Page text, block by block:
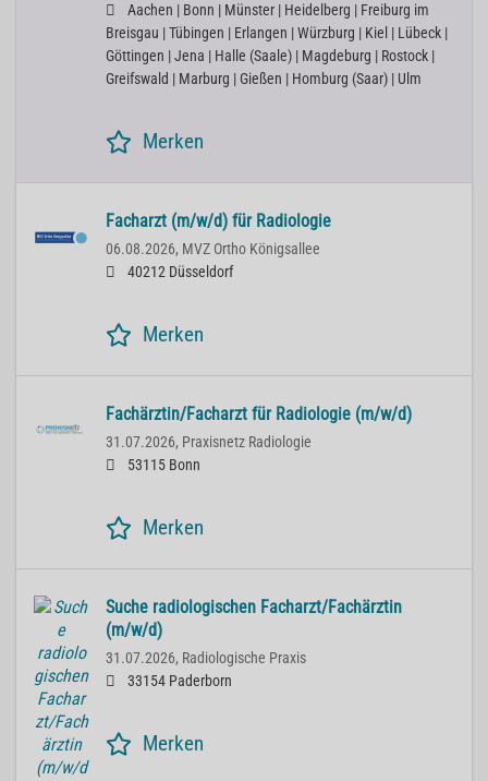
Aachen | Bonn | Münster | Heidelberg | Freiburg im
Breisgau | Tübingen | Erlangen | Würzburg | Kiel | Lübeck |
Göttingen | Jena | Halle (Saale) | Magdeburg | Rostock |
Greifswald | Marburg | Gießen | Homburg (Saar) | Ulm
Merken
Facharzt (m/w/d) für Radiologie
06.08.2026, MVZ Ortho Königsallee
40212 Düsseldorf
Merken
Fachärztin/Facharzt für Radiologie (m/w/d)
31.07.2026, Praxisnetz Radiologie
53115 Bonn
Merken
Suche radiologischen Facharzt/Fachärztin
(m/w/d)
31.07.2026, Radiologische Praxis
33154 Paderborn
Merken